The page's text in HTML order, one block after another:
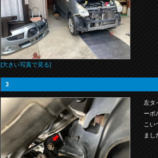
[大きい写真で見る]
3
左タ
ーボ
こ
まし